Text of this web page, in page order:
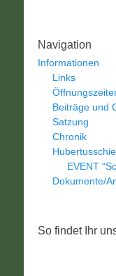
Navigation
Informationen
Links
Beiträge und
Satzung
Chronik
EVENT
Dokumente/
So findet Ihr